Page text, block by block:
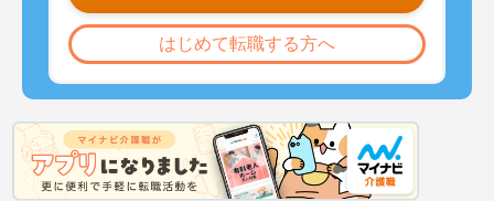
はじめて転職する方へ